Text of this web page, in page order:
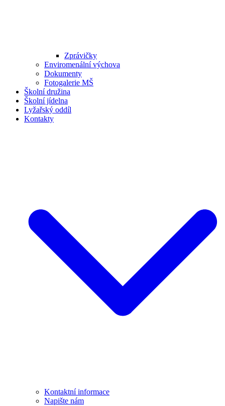
Zprávičky
Enviromenální výchova
Dokumenty
Fotogalerie MŠ
Školní družina
Školní jídelna
Lyžařský oddíl
Kontakty
Kontaktní informace
Napište nám